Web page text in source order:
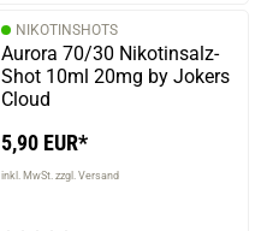
NIKOTINSHOTS
Aurora 70/30 Nikotinsalz-
Shot 10ml 20mg by Jokers
Cloud
5,90 EUR*
inkl. MwSt. zzgl. Versand